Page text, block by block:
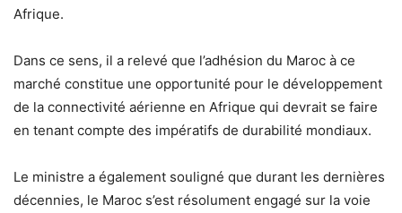
Afrique.
Dans ce sens, il a relevé que l’adhésion du Maroc à ce
marché constitue une opportunité pour le développement
de la connectivité aérienne en Afrique qui devrait se faire
en tenant compte des impératifs de durabilité mondiaux.
Le ministre a également souligné que durant les dernières
décennies, le Maroc s’est résolument engagé sur la voie